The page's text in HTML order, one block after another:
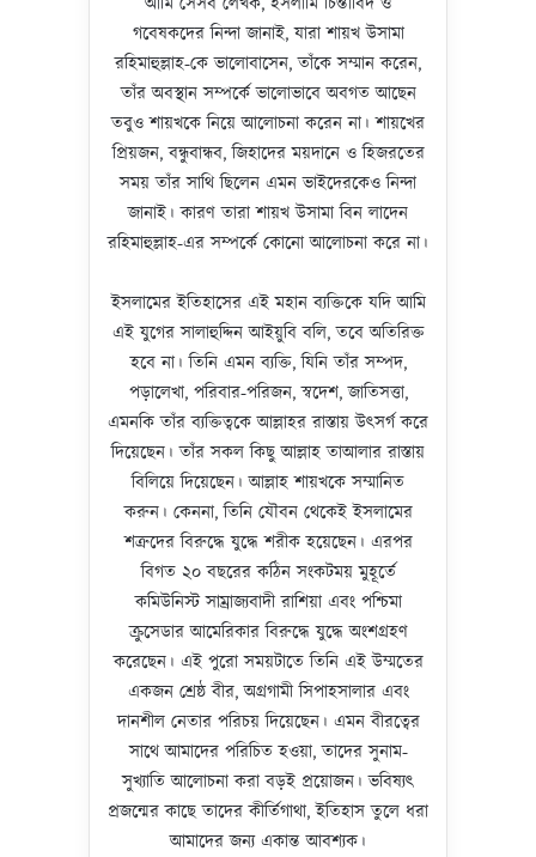
গবেষকদের নিন্দা জানাই, যারা শায়খ উসামা
রহিমাহুল্লাহ-কে ভালোবাসেন, তাঁকে সম্মান করেন,
তাঁর অবস্থান সম্পর্কে ভালোভাবে অবগত আছেন
তবুও শায়খকে নিয়ে আলোচনা করেন না। শায়খের
প্রিয়জন, বন্ধুবান্ধব, জিহাদের ময়দানে ও হিজরতের
সময় তাঁর সাথি ছিলেন এমন ভাইদেরকেও নিন্দা
জানাই। কারণ তারা শায়খ উসামা বিন লাদেন
রহিমাহুল্লাহ-এর সম্পর্কে কোনো আলোচনা করে না।
ইসলামের ইতিহাসের এই মহান ব্যক্তিকে যদি আমি
এই যুগের সালাহুদ্দিন আইয়ুবি বলি, তবে অতিরিক্ত
হবে না। তিনি এমন ব্যক্তি, যিনি তাঁর সম্পদ,
পড়ালেখা, পরিবার-পরিজন, স্বদেশ, জাতিসত্তা,
এমনকি তাঁর ব্যক্তিত্বকে আল্লাহর রাস্তায় উৎসর্গ করে
দিয়েছেন। তাঁর সকল কিছু আল্লাহ তাআলার রাস্তায়
বিলিয়ে দিয়েছেন। আল্লাহ শায়খকে সম্মানিত
করুন। কেননা, তিনি যৌবন থেকেই ইসলামের
শত্রুদের বিরুদ্ধে যুদ্ধে শরীক হয়েছেন। এরপর
বিগত ২০ বছরের কঠিন সংকটময় মুহূর্তে
কমিউনিস্ট সাম্রাজ্যবাদী রাশিয়া এবং পশ্চিমা
ক্রুসেডার আমেরিকার বিরুদ্ধে যুদ্ধে অংশগ্রহণ
করেছেন। এই পুরো সময়টাতে তিনি এই উম্মতের
একজন শ্রেষ্ঠ বীর, অগ্রগামী সিপাহসালার এবং
দানশীল নেতার পরিচয় দিয়েছেন। এমন বীরত্বের
সাথে আমাদের পরিচিত হওয়া, তাদের সুনাম-
সুখ্যাতি আলোচনা করা বড়ই প্রয়োজন। ভবিষ্যৎ
প্রজন্মের কাছে তাদের কীর্তিগাথা, ইতিহাস তুলে ধরা
আমাদের জন্য একান্ত আবশ্যক।